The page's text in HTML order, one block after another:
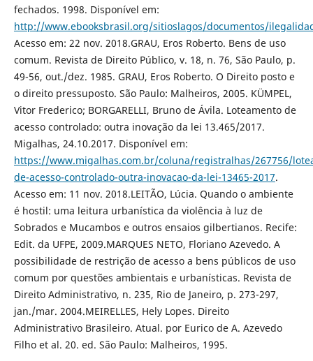
fechados. 1998. Disponível em:
http://www.ebooksbrasil.org/sitioslagos/documentos/
Acesso em: 22 nov. 2018.GRAU, Eros Roberto. Bens de uso
comum. Revista de Direito Público, v. 18, n. 76, São Paulo, p.
49-56, out./dez. 1985. GRAU, Eros Roberto. O Direito posto e
o direito pressuposto. São Paulo: Malheiros, 2005. KÜMPEL,
Vitor Frederico; BORGARELLI, Bruno de Ávila. Loteamento de
acesso controlado: outra inovação da lei 13.465/2017.
Migalhas, 24.10.2017. Disponível em:
https://www.migalhas.com.br/coluna/registralhas/267756/
de-acesso-controlado-outra-inovacao-da-lei-13465-2017.
Acesso em: 11 nov. 2018.LEITÃO, Lúcia. Quando o ambiente
é hostil: uma leitura urbanística da violência à luz de
Sobrados e Mucambos e outros ensaios gilbertianos. Recife:
Edit. da UFPE, 2009.MARQUES NETO, Floriano Azevedo. A
possibilidade de restrição de acesso a bens públicos de uso
comum por questões ambientais e urbanísticas. Revista de
Direito Administrativo, n. 235, Rio de Janeiro, p. 273-297,
jan./mar. 2004.MEIRELLES, Hely Lopes. Direito
Administrativo Brasileiro. Atual. por Eurico de A. Azevedo
Filho et al. 20. ed. São Paulo: Malheiros, 1995.